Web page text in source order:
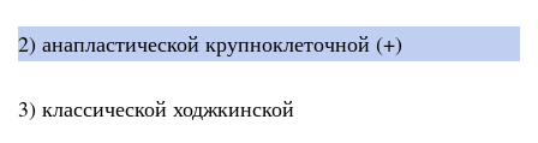
2) анапластической крупноклеточной (+)
3) классической ходжкинской